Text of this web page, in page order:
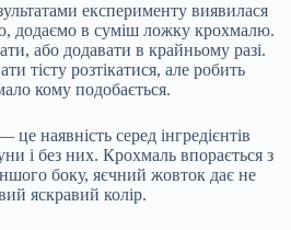
експерименту виявилася
додаємо в суміш ложку крохмалю.
або додавати в крайньому разі.
тісту розтікатися, але робить
кому подобається.
наявність серед інгредієнтів
і без них. Крохмаль впорається з
боку, яєчний жовток дає не
яскравий колір.